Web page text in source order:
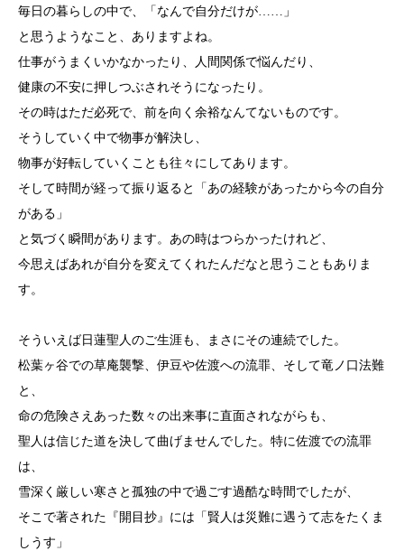
毎日の暮らしの中で、「なんで自分だけが……」
と思うようなこと、ありますよね。
仕事がうまくいかなかったり、人間関係で悩んだり、
健康の不安に押しつぶされそうになったり。
その時はただ必死で、前を向く余裕なんてないものです。
そうしていく中で物事が解決し、
物事が好転していくことも往々にしてあります。
そして時間が経って振り返ると「あの経験があったから今の自分
がある」
と気づく瞬間があります。あの時はつらかったけれど、
今思えばあれが自分を変えてくれたんだなと思うこともありま
す。
そういえば日蓮聖人のご生涯も、まさにその連続でした。
松葉ヶ谷での草庵襲撃、伊豆や佐渡への流罪、そして竜ノ口法難
と、
命の危険さえあった数々の出来事に直面されながらも、
聖人は信じた道を決して曲げませんでした。特に佐渡での流罪
は、
雪深く厳しい寒さと孤独の中で過ごす過酷な時間でしたが、
そこで著された『開目抄』には「賢人は災難に遇うて志をたくま
しうす」